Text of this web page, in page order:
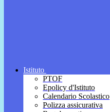
Istituto
PTOF
Epolicy d'Istituto
Calendario Scolastico
Polizza assicurativa